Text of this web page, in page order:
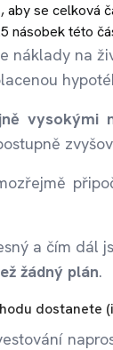
aby se celková
násobek této
náklady na
vysokými
a čím dál
žádný plán.
dostanete